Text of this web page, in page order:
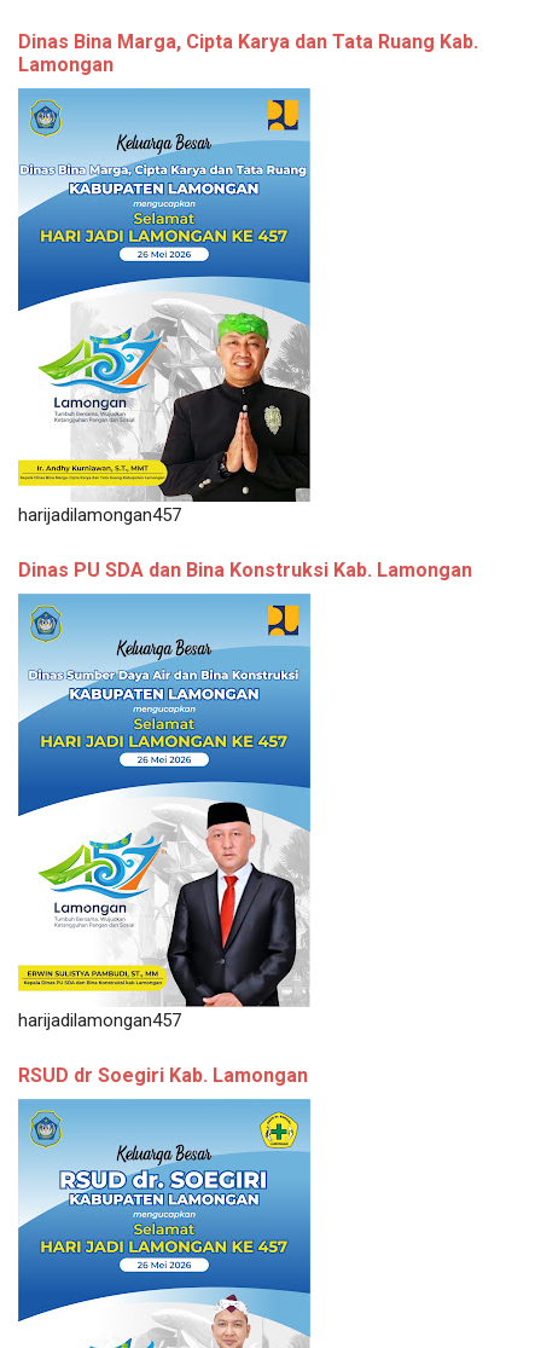
Dinas Bina Marga, Cipta Karya dan Tata Ruang Kab.
Lamongan
harijadilamongan457
Dinas PU SDA dan Bina Konstruksi Kab. Lamongan
harijadilamongan457
RSUD dr Soegiri Kab. Lamongan